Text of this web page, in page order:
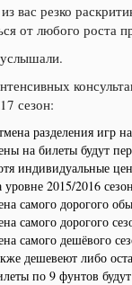
вас резко
от любого роста
сезон:
разделения игр
на билеты будут
индивидуальные
уровне 2015/2016
самого дорогого
самого дорогого
самого дешёвого
дешевеют либо
по 9 фунтов